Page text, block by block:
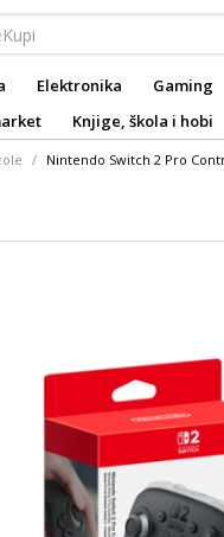
Elektronika Gaming
Knjige, škola i hobi
Nintendo Switch 2 Pro